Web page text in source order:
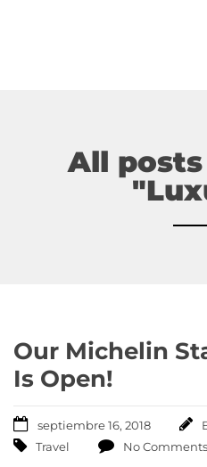
All
Our Michelin
Is Open!
septiembre 16, 2018
Travel
No Comments